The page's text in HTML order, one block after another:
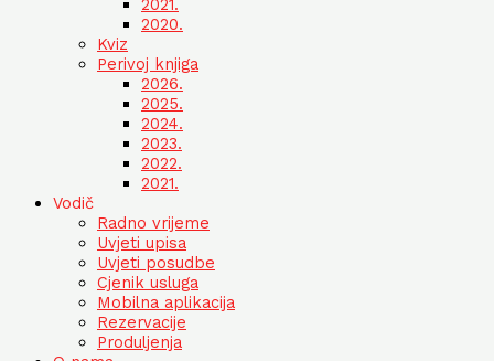
2021.
2020.
Kviz
Perivoj knjiga
2026.
2025.
2024.
2023.
2022.
2021.
Vodič
Radno vrijeme
Uvjeti upisa
Uvjeti posudbe
Cjenik usluga
Mobilna aplikacija
Rezervacije
Produljenja